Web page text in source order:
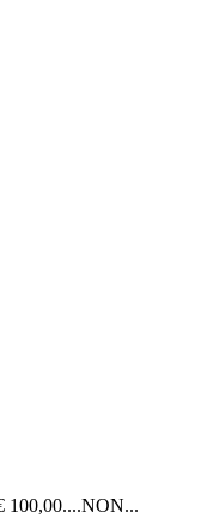
100,00....NON...